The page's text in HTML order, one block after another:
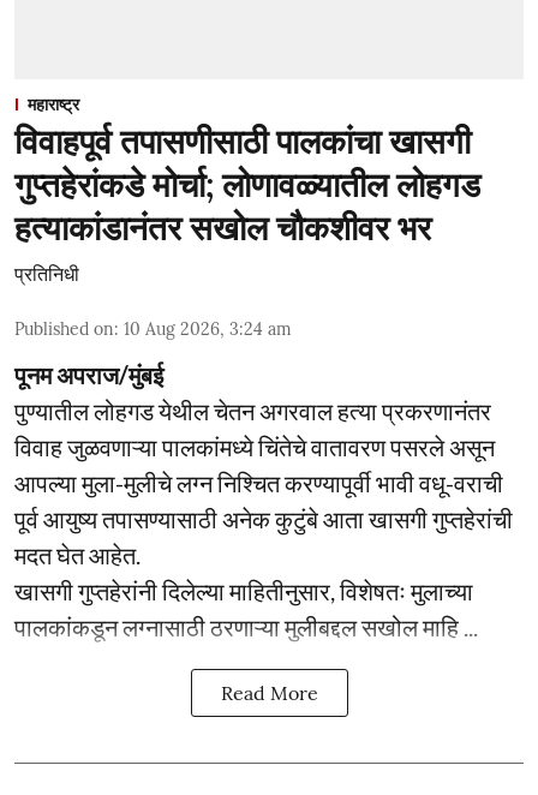
महाराष्ट्र
विवाहपूर्व तपासणीसाठी पालकांचा खासगी
गुप्तहेरांकडे मोर्चा; लोणावळ्यातील लोहगड
हत्याकांडानंतर सखोल चौकशीवर भर
प्रतिनिधी
Published on: 10 Aug 2026, 3:24 am
पूनम अपराज/मुंबई
पुण्यातील लोहगड येथील चेतन अगरवाल हत्या प्रकरणानंतर
विवाह जुळवणाऱ्या पालकांमध्ये चिंतेचे वातावरण पसरले असून
आपल्या मुला-मुलीचे लग्न निश्चित करण्यापूर्वी भावी वधू-वराची
पूर्व आयुष्य तपासण्यासाठी अनेक कुटुंबे आता खासगी गुप्तहेरांची
मदत घेत आहेत.
खासगी गुप्तहेरांनी दिलेल्या माहितीनुसार, विशेषतः मुलाच्या
पालकांकडून लग्नासाठी ठरणाऱ्या मुलीबद्दल सखोल माहि ...
Read More